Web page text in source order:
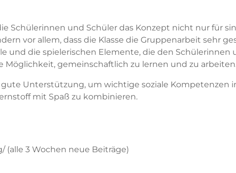
Schülerinnen und Schüler das Konzept nicht nur für
vor allem, dass die Klasse die Gruppenarbeit sehr
und die spielerischen Elemente, die den Schülerinnen
Möglichkeit, gemeinschaftlich zu lernen und zu
gute Unterstützung, um wichtige soziale Kompetenzen
mit Spaß zu kombinieren.
(alle 3 Wochen neue Beiträge)